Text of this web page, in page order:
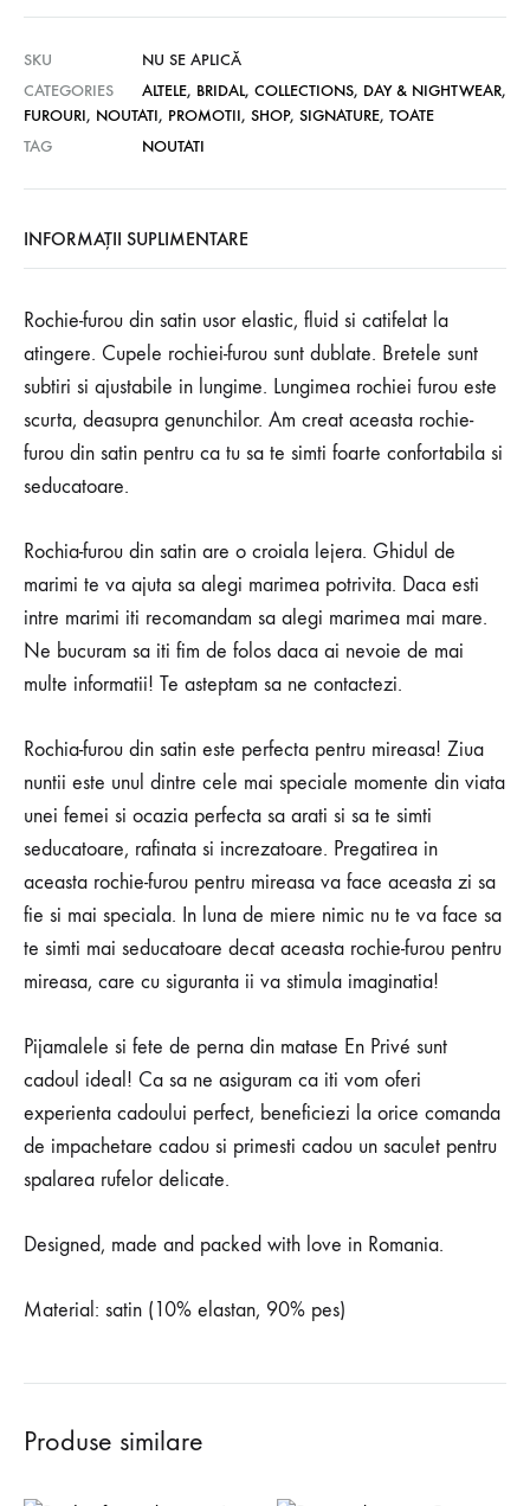
SKU
NU SE APLICĂ
CATEGORIES
ALTELE, BRIDAL, COLLECTIONS, DAY & NIGHTWEAR,
FUROURI, NOUTATI, PROMOTII, SHOP, SIGNATURE, TOATE
TAG
NOUTATI
INFORMAȚII SUPLIMENTARE
Rochie-furou din satin usor elastic, fluid si catifelat la
atingere. Cupele rochiei-furou sunt dublate. Bretele sunt
subtiri si ajustabile in lungime. Lungimea rochiei furou este
scurta, deasupra genunchilor. Am creat aceasta rochie-
furou din satin pentru ca tu sa te simti foarte confortabila si
seducatoare.
Rochia-furou din satin are o croiala lejera. Ghidul de
marimi te va ajuta sa alegi marimea potrivita. Daca esti
intre marimi iti recomandam sa alegi marimea mai mare.
Ne bucuram sa iti fim de folos daca ai nevoie de mai
multe informatii! Te asteptam sa ne contactezi.
Rochia-furou din satin este perfecta pentru mireasa! Ziua
nuntii este unul dintre cele mai speciale momente din viata
unei femei si ocazia perfecta sa arati si sa te simti
seducatoare, rafinata si increzatoare. Pregatirea in
aceasta rochie-furou pentru mireasa va face aceasta zi sa
fie si mai speciala. In luna de miere nimic nu te va face sa
te simti mai seducatoare decat aceasta rochie-furou pentru
mireasa, care cu siguranta ii va stimula imaginatia!
Pijamalele si fete de perna din matase En Privé sunt
cadoul ideal! Ca sa ne asiguram ca iti vom oferi
experienta cadoului perfect, beneficiezi la orice comanda
de impachetare cadou si primesti cadou un saculet pentru
spalarea rufelor delicate.
Designed, made and packed with love in Romania.
Material: satin (10% elastan, 90% pes)
Produse similare